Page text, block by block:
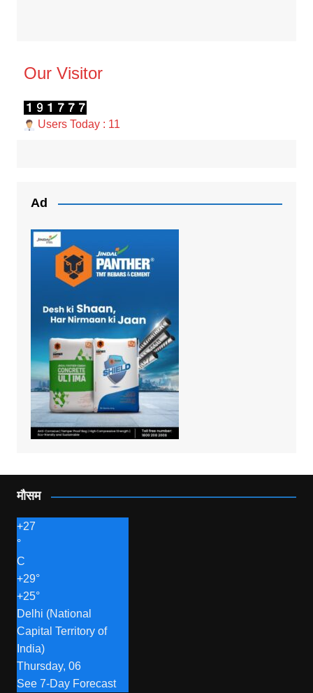
Our Visitor
Users Today : 11
Ad
मौसम
+27
°
C
+29°
+25°
Delhi (National
Capital Territory of
India)
Thursday, 06
See 7-Day Forecast